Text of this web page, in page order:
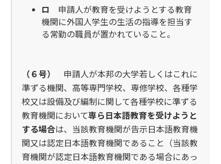
ロ 申請人が教育を受けようとする教育
機関に外国人学生の生活の指導を担当す
る常勤の職員が置かれていること。
（６号）
申請人が本邦の大学若しくはこれに
準ずる機関、高等専門学校、専修学校、各種学
校又は設備及び編制に関して各種学校に準ずる
教育機関において専ら日本語教育を受けようと
する場合は、当該教育機関が告示日本語教育機
関又は認定日本語教育機関であること（当該教
育機関が認定日本語教育機関である場合にあっ